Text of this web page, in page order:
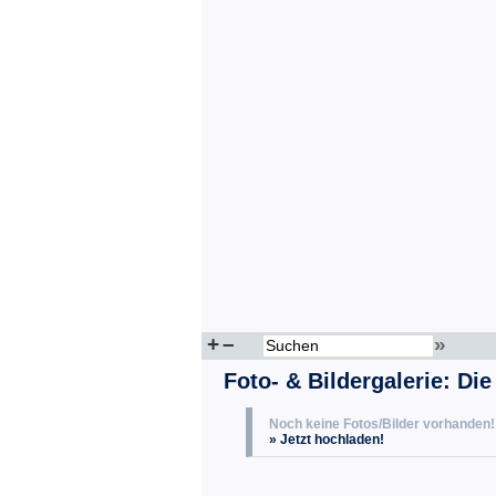
+– »
Foto- & Bildergalerie: Die
Noch keine Fotos/Bilder vorhanden!
» Jetzt hochladen!